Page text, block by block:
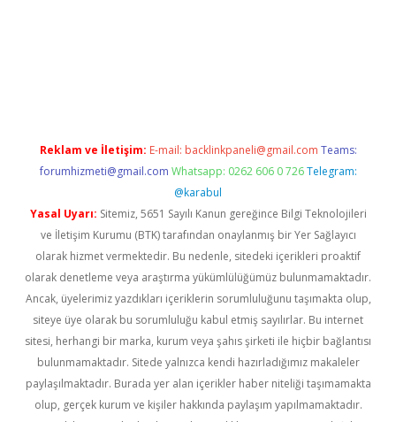
Reklam ve İletişim: E-mail: backlinkpaneli@gmail.com Teams:
forumhizmeti@gmail.com Whatsapp: 0262 606 0 726 Telegram:
@karabul
Yasal Uyarı: Sitemiz, 5651 Sayılı Kanun gereğince Bilgi Teknolojileri
ve İletişim Kurumu (BTK) tarafından onaylanmış bir Yer Sağlayıcı
olarak hizmet vermektedir. Bu nedenle, sitedeki içerikleri proaktif
olarak denetleme veya araştırma yükümlülüğümüz bulunmamaktadır.
Ancak, üyelerimiz yazdıkları içeriklerin sorumluluğunu taşımakta olup,
siteye üye olarak bu sorumluluğu kabul etmiş sayılırlar. Bu internet
sitesi, herhangi bir marka, kurum veya şahıs şirketi ile hiçbir bağlantısı
bulunmamaktadır. Sitede yalnızca kendi hazırladığımız makaleler
paylaşılmaktadır. Burada yer alan içerikler haber niteliği taşımamakta
olup, gerçek kurum ve kişiler hakkında paylaşım yapılmamaktadır.